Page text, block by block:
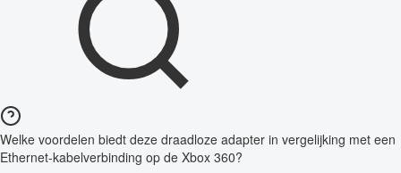
Welke voordelen biedt deze draadloze adapter in vergelijking met een
Ethernet-kabelverbinding op de Xbox 360?